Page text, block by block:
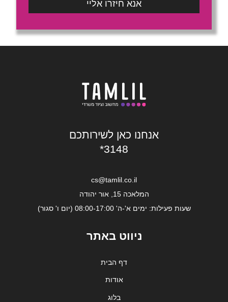
אנחנו כאן לשירותכם
*3148
cs@tamlil.co.il
המלאכה 15, אור יהודה
שעות פעילות: ימים א'-ה' 08:00-17:00 (יום ו' סגור)
ניווט באתר
דף הבית
אודות
בלוג